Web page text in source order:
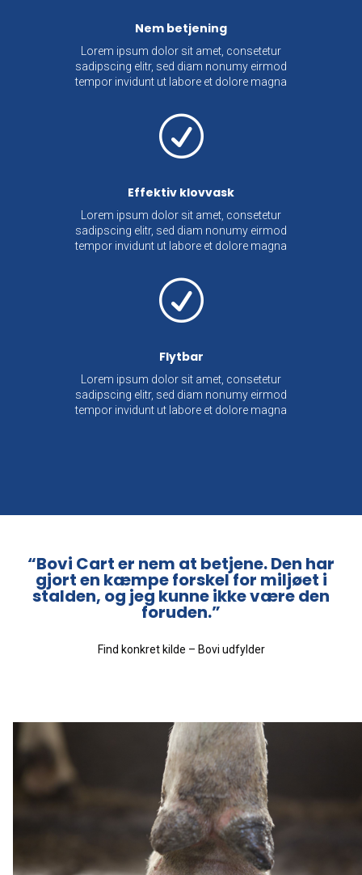
Nem betjening
Lorem ipsum dolor sit amet, consetetur
sadipscing elitr, sed diam nonumy eirmod
tempor invidunt ut labore et dolore magna
R
Effektiv klovvask
Lorem ipsum dolor sit amet, consetetur
sadipscing elitr, sed diam nonumy eirmod
tempor invidunt ut labore et dolore magna
R
Flytbar
Lorem ipsum dolor sit amet, consetetur
sadipscing elitr, sed diam nonumy eirmod
tempor invidunt ut labore et dolore magna
“Bovi Cart er nem at betjene. Den har
gjort en kæmpe forskel for miljøet i
stalden, og jeg kunne ikke være den
foruden.”
Find konkret kilde – Bovi udfylder